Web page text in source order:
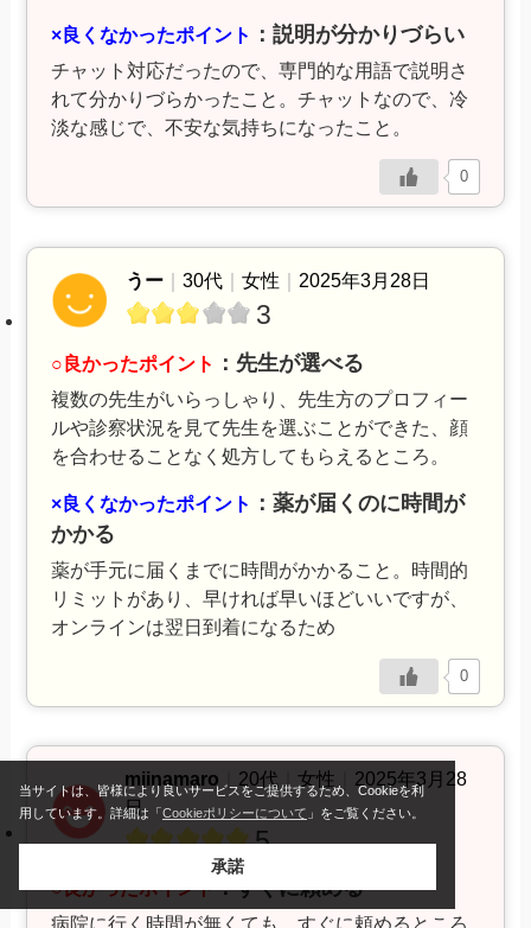
×良くなかったポイント ：説明が分かりづらい
チャット対応だったので、専門的な用語で説明さ
れて分かりづらかったこと。チャットなので、冷
淡な感じで、不安な気持ちになったこと。
0
うー ｜30代 ｜女性 2025年3月28日
3
○良かったポイント ：先生が選べる
複数の先生がいらっしゃり、先生方のプロフィー
ルや診察状況を見て先生を選ぶことができた、顔
を合わせることなく処方してもらえるところ。
×良くなかったポイント
：薬が届くのに時間が
かかる
薬が手元に届くまでに時間がかかること。時間的
リミットがあり、早ければ早いほどいいですが、
オンラインは翌日到着になるため
0
miinamaro 20代 ｜女性
2025年3月28
日
5
○良かったポイント：すぐに頼める
病院に行く時間が無くても、すぐに頼めるところ
当サイトは、皆様により良いサービスをご提供するため、Cookieを利
用しています。詳細は「Cookieポリシーについて 」をご覧ください。
承諾